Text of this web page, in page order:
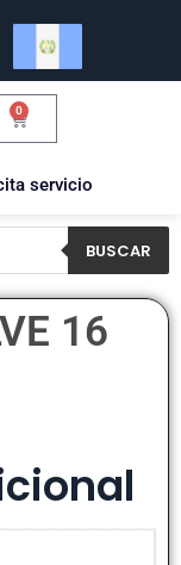
0
servicio
BUSCAR
16